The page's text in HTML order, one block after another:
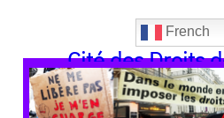
contenu
French
Cité des Droits